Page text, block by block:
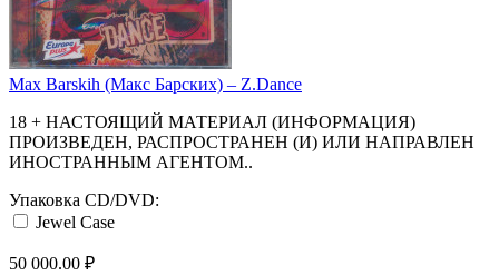
Max Barskih (Макс Барских) ‎– Z.Dance
18 + НАСТОЯЩИЙ МАТЕРИАЛ (ИНФОРМАЦИЯ)
ПРОИЗВЕДЕН, РАСПРОСТРАНЕН (И) ИЛИ НАПРАВЛЕН
ИНОСТРАННЫМ АГЕНТОМ..
Упаковка CD/DVD:
Jewel Case
50 000.00 ₽